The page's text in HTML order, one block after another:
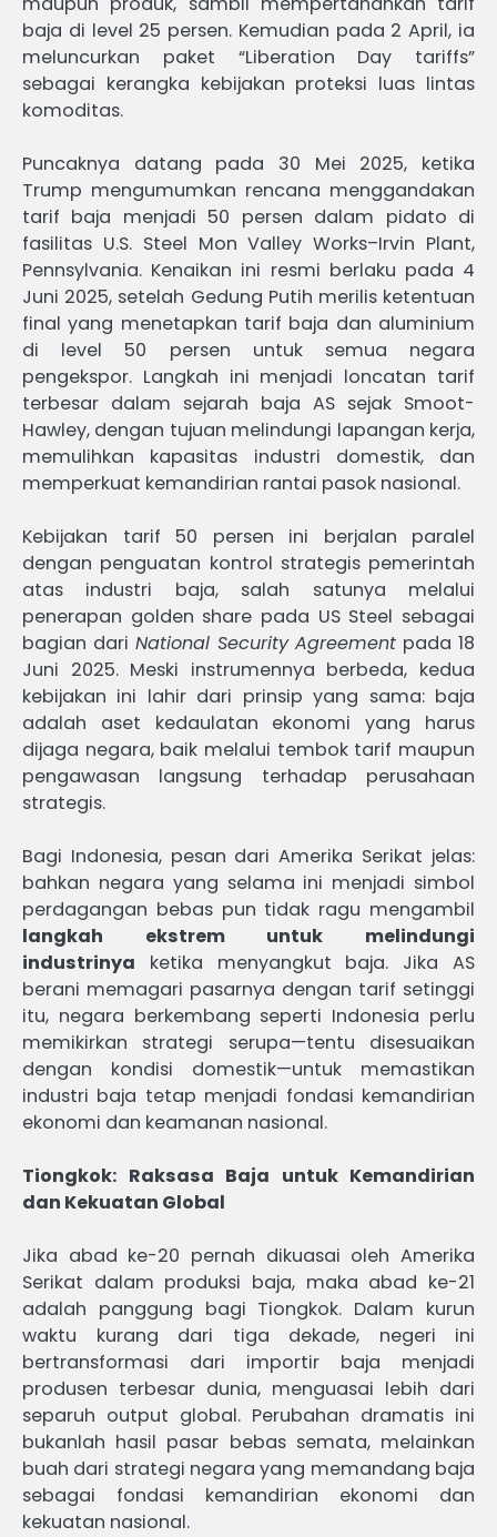
baja di level 25 persen. Kemudian pada 2 April, ia
meluncurkan paket “Liberation Day tariffs”
sebagai kerangka kebijakan proteksi luas lintas
komoditas.
Puncaknya datang pada 30 Mei 2025, ketika
Trump mengumumkan rencana menggandakan
tarif baja menjadi 50 persen dalam pidato di
fasilitas U.S. Steel Mon Valley Works–Irvin Plant,
Pennsylvania. Kenaikan ini resmi berlaku pada 4
Juni 2025, setelah Gedung Putih merilis ketentuan
final yang menetapkan tarif baja dan aluminium
di level 50 persen untuk semua negara
pengekspor. Langkah ini menjadi loncatan tarif
terbesar dalam sejarah baja AS sejak Smoot-
Hawley, dengan tujuan melindungi lapangan kerja,
memulihkan kapasitas industri domestik, dan
memperkuat kemandirian rantai pasok nasional.
Kebijakan tarif 50 persen ini berjalan paralel
dengan penguatan kontrol strategis pemerintah
atas industri baja, salah satunya melalui
penerapan golden share pada US Steel sebagai
bagian dari National Security Agreement pada 18
Juni 2025. Meski instrumennya berbeda, kedua
kebijakan ini lahir dari prinsip yang sama: baja
adalah aset kedaulatan ekonomi yang harus
dijaga negara, baik melalui tembok tarif maupun
pengawasan langsung terhadap perusahaan
strategis.
Bagi Indonesia, pesan dari Amerika Serikat jelas:
bahkan negara yang selama ini menjadi simbol
perdagangan bebas pun tidak ragu mengambil
langkah ekstrem untuk melindungi
industrinya ketika menyangkut baja. Jika AS
berani memagari pasarnya dengan tarif setinggi
itu, negara berkembang seperti Indonesia perlu
memikirkan strategi serupa—tentu disesuaikan
dengan kondisi domestik—untuk memastikan
industri baja tetap menjadi fondasi kemandirian
ekonomi dan keamanan nasional.
Tiongkok: Raksasa Baja untuk Kemandirian
dan Kekuatan Global
Jika abad ke-20 pernah dikuasai oleh Amerika
Serikat dalam produksi baja, maka abad ke-21
adalah panggung bagi Tiongkok. Dalam kurun
waktu kurang dari tiga dekade, negeri ini
bertransformasi dari importir baja menjadi
produsen terbesar dunia, menguasai lebih dari
separuh output global. Perubahan dramatis ini
bukanlah hasil pasar bebas semata, melainkan
buah dari strategi negara yang memandang baja
sebagai fondasi kemandirian ekonomi dan
kekuatan nasional.